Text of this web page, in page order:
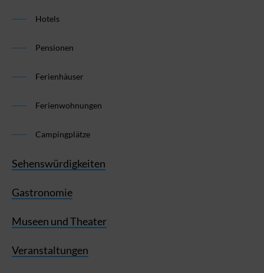
Hotels
Pensionen
Ferienhäuser
Ferienwohnungen
Campingplätze
Sehenswürdigkeiten
Gastronomie
Museen und Theater
Veranstaltungen